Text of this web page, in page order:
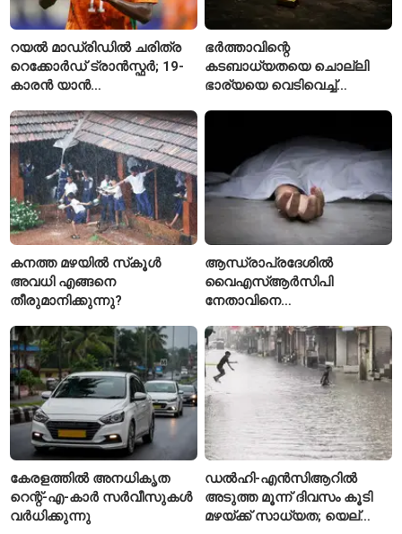
റയൽ മാഡ്രിഡിൽ ചരിത്ര
റെക്കോർഡ് ട്രാൻസ്ഫർ; 19-
കാരൻ യാൻ
സ്വന്തമാക്കി സ്പാനിഷ്
വമ്പന്മാർ
ഭർത്താവിന്റെ
കടബാധ്യതയെ ചൊല്ലി
ഭാര്യയെ വെടിവെച്ച്
കൊലപാതകം
കനത്ത മഴയിൽ സ്‌കൂൾ
അവധി എങ്ങനെ
തീരുമാനിക്കുന്നു?
ആന്ധ്രാപ്രദേശിൽ
വൈഎസ്ആർസിപി
നേതാവിനെ
അന്വേഷണം ആരംഭിച്ച്
പൊലീസ്
കേരളത്തിൽ അനധികൃത
റെന്റ്-എ-കാർ സർവീസുകൾ
വർധിക്കുന്നു
ഡൽഹി-എൻസിആറിൽ
അടുത്ത മൂന്ന് ദിവസം കൂടി
മഴയ്ക്ക് സാധ്യത; യെല്ലോ